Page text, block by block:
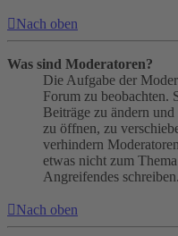
Nach oben
Was sind Moderatoren?
Die Aufgabe der
Forum zu beobachten.
Beiträge zu ändern
zu öffnen, zu
verhindern
etwas nicht zum
Angreifendes schreiben.
Nach oben